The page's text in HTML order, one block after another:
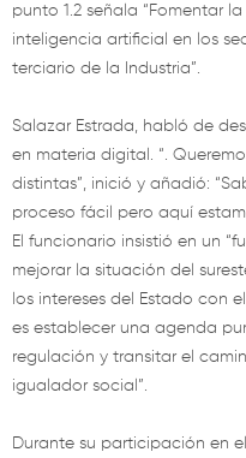
punto 1.2 señala “Fomentar
inteligencia artificial en los
terciario de la Industria”.
Salazar Estrada, habló de
en materia digital. “.
distintas”, inició y añadió:
proceso fácil pero aquí
El funcionario insistió en un
mejorar la situación del
los intereses del Estado con
es establecer una agenda
regulación y transitar el
igualador social”.
Durante su participación en